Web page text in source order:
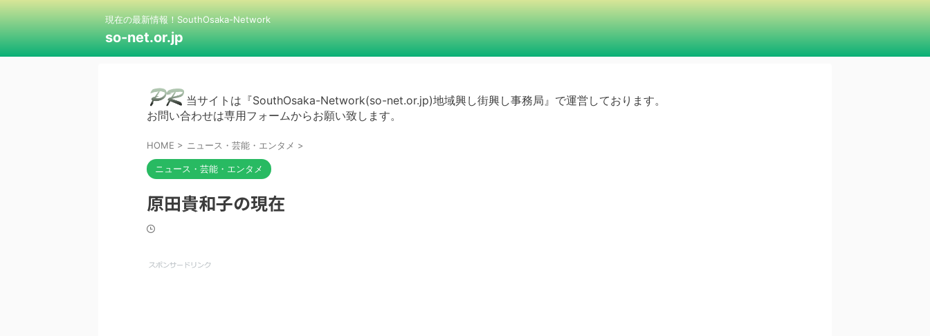
現在の最新情報！SouthOsaka-Network
so-net.or.jp
当サイトは『SouthOsaka-Network(so-net.or.jp)地域興し街興し事務局』で運営しております。
お問い合わせは専用フォームからお願い致します。
HOME > ニュース・芸能・エンタメ >
ニュース・芸能・エンタメ
原田貴和子の現在